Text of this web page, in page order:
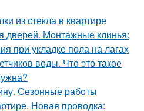
из стекла в квартире
дверей. Монтажные клинья:
при укладке пола на лагах
воды. Что это такое
Сезонные работы
Новая проводка: